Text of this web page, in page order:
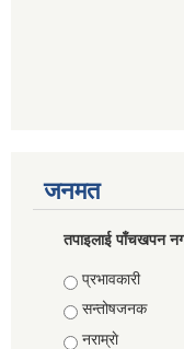
जनमत
तपाइलाई पाँचखपन
Choices
प्रभावकारी
सन्तोषजनक
नराम्राे